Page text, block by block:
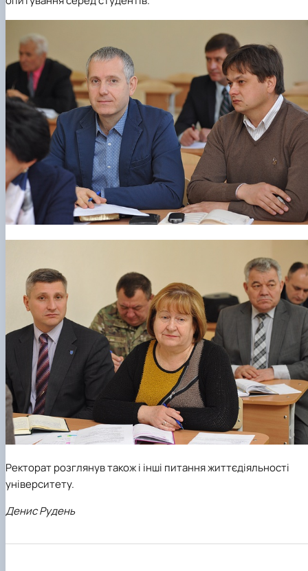
Ректорат розглянув також і інші питання життєдіяльності
університету.
Денис Рудень